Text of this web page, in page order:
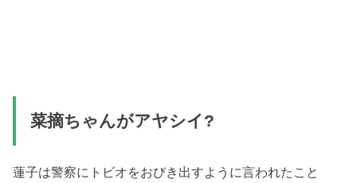
菜摘ちゃんがアヤシイ?
蓮子は警察にトビオをおびき出すように言われたこと